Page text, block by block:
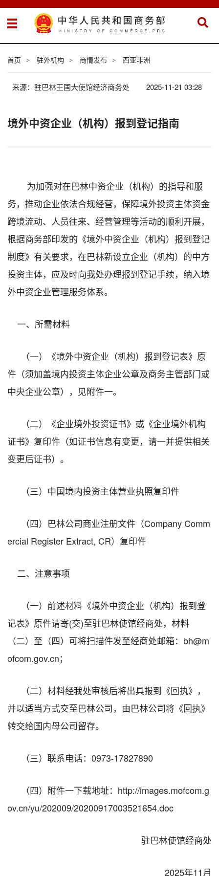
首页 > 驻外机构 > 商情发布 > 西亚非洲
来源：驻巴林王国大使馆经济商务处 2025-11-21 03:28
境外中资企业（机构）报到登记指南
为加强对在巴林中资企业（机构）的指导和服
务，推动企业依法合规经营，保障境外投资主体资金
跨境流动、人员往来、经营管理等活动的顺利开展，
根据商务部印发的《境外中资企业（机构）报到登记
制度》有关要求，在巴林新设立企业（机构）的中方
投资主体，应及时向我处办理报到登记手续，纳入境
外中资企业管理服务体系。
一、所需材料
（一）
《境外中资企业（机构）报到登记表》原
件（须加盖境内投资主体企业公章及商务主管部门或
中央企业公章），见附件一。
（二）
《企业境外投资证书》或《企业境外机构
证书》复印件 （如证书信息有变更，请一并提供相关
变更后证书）。
（三） 中国境内投资主体营业执照复印件
（四） 巴林公司商业注册文件（Company Comm
ercial Register Extract, CR）复印件
二、注意事项
（一） 前述材料 《境外中资企业（机构）报到登
记表》 原件请寄(交)至驻巴林使馆经商处，材料
（二）至（四） 可将扫描件发至经商处邮箱： bh@m
ofcom.gov.cn；
（二） 材料经我处审核后将出具报到《回执》，
并以适当方式交至巴林公司，由巴林公司将《回执》
转交给国内母公司留存。
（三） 联系电话： 0973-17827890
（四） 附件一下载地址： http://images.mofcom.g
ov.cn/yu/202009/20200917003521654.doc
驻巴林使馆经商处
2025年11月